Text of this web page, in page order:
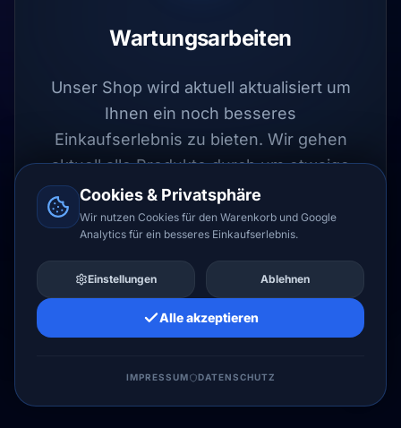
Wartungsarbeiten
Unser Shop wird aktuell aktualisiert um
Ihnen ein noch besseres
Einkaufserlebnis zu bieten. Wir gehen
aktuell alle Produkte durch um etwaige
Fehler auszuschließen.
LIZENZHERO LTD
Cookies & Privatsphäre
Wir nutzen Cookies für den Warenkorb und Google
Analytics für ein besseres Einkaufserlebnis.
Einstellungen Ablehnen
Alle akzeptieren
IMPRESSUM DATENSCHUTZ